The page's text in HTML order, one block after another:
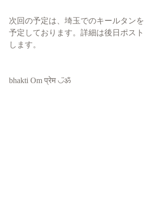
次回の予定は、埼玉でのキールタンを
予定しております。詳細は後日ポスト
します。
bhakti Om प्रेम ◡̈ॐ